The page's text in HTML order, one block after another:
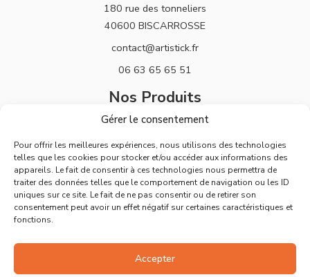
Gérer le consentement
Pour offrir les meilleures expériences, nous utilisons des technologies
telles que les cookies pour stocker et/ou accéder aux informations des
appareils. Le fait de consentir à ces technologies nous permettra de
traiter des données telles que le comportement de navigation ou les ID
uniques sur ce site. Le fait de ne pas consentir ou de retirer son
consentement peut avoir un effet négatif sur certaines caractéristiques et
fonctions.
Accepter
180 rue des tonneliers
40600 BISCARROSSE
contact@artistick.fr
06 63 65 65 51
Nos Produits
Stickers
Horloges
Support
Mentions Légales
Conditions Générales de Vente